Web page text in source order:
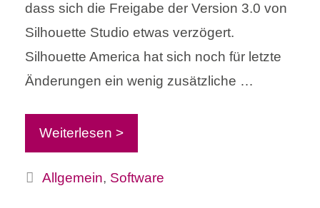
dass sich die Freigabe der Version 3.0 von
Silhouette Studio etwas verzögert.
Silhouette America hat sich noch für letzte
Änderungen ein wenig zusätzliche …
Weiterlesen >
Kategorien
Allgemein, Software